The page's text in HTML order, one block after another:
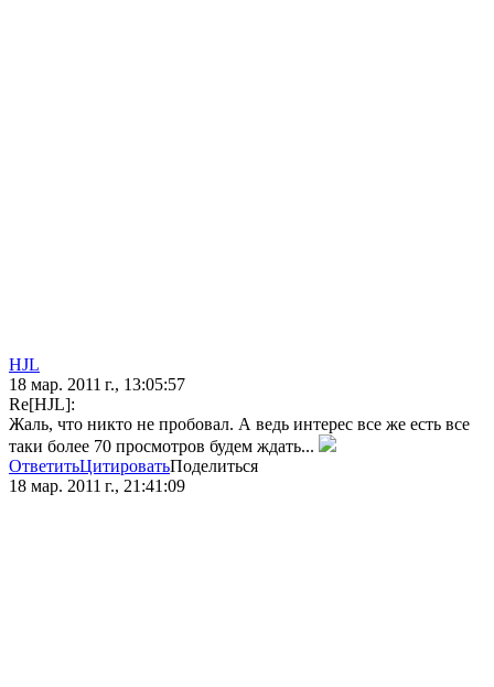
HJL
18 мар. 2011 г., 13:05:57
Re[HJL]:
Жаль, что никто не пробовал. А ведь интерес все же есть все
таки более 70 просмотров будем ждать...
ОтветитьЦитироватьПоделиться
18 мар. 2011 г., 21:41:09